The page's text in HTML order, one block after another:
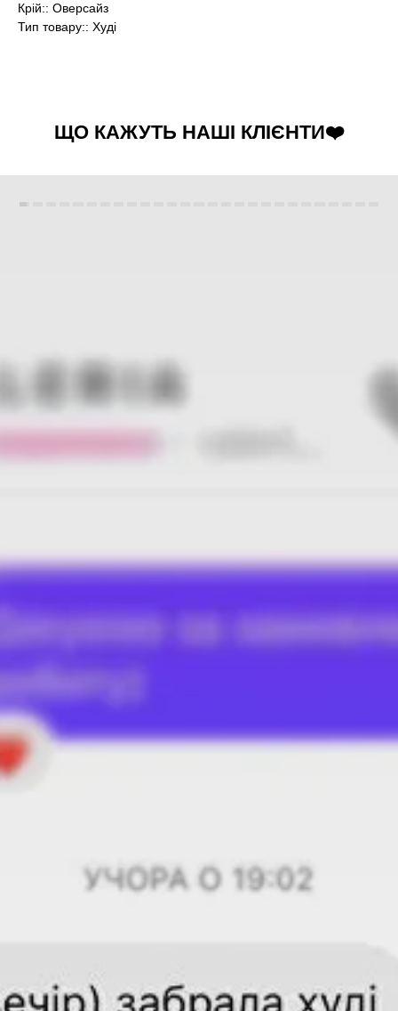
Крій:: Оверсайз
Тип товару:: Худі
ЩО КАЖУТЬ НАШІ КЛІЄНТИ❤️